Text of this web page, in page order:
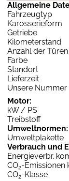
Allgemeine
Fahrzeugtyp
Karosserieform
Getriebe
Kilometerstand
Anzahl der Türen
Farbe
Standort
Lieferzeit
Unsere Nummer
Motor:
kW / PS
Treibstoff
Umweltnormen:
Umweltplakette
Verbrauch und
Energieverbr.
CO2-Emissionen
CO2-Klasse